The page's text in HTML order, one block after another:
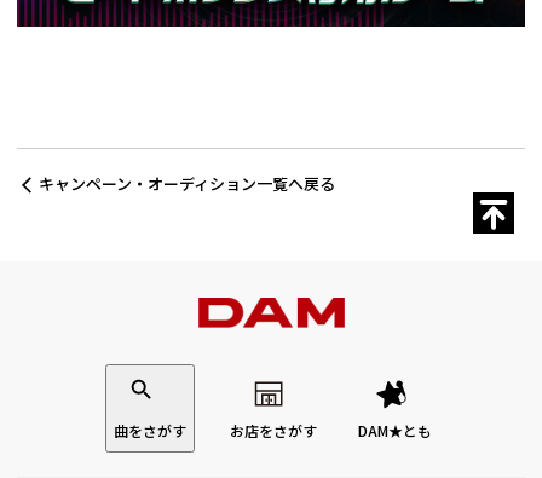
キャンペーン・オーディション一覧へ戻る
曲をさがす お店をさがす DAM★とも